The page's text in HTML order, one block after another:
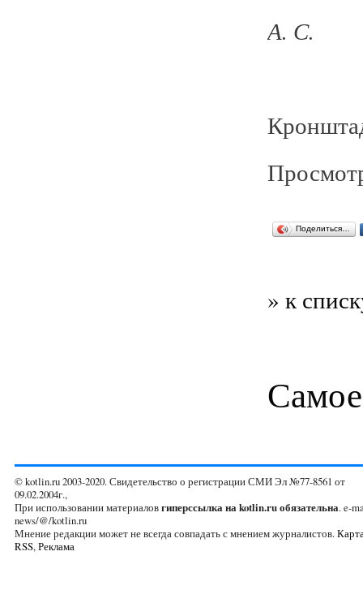
А. С.
Поделиться…
» к
© kotlin.ru 2003-2020. Свидетельство о регистрации СМИ Эл №77-8561 от
09.02.2004г.,
При использовании материаловгиперссылка на kotlin.ru обязательна. e-
news/@/kotlin.ru
Мнение редакции может не всегда совпадать с мнением журналистов.
RSS,Реклама